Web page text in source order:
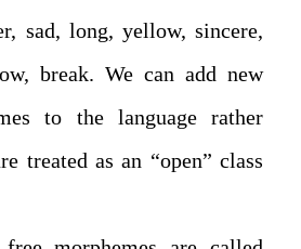
sad, long, yellow, sincere,
break. We can add new
to the language rather
treated as an “open” class